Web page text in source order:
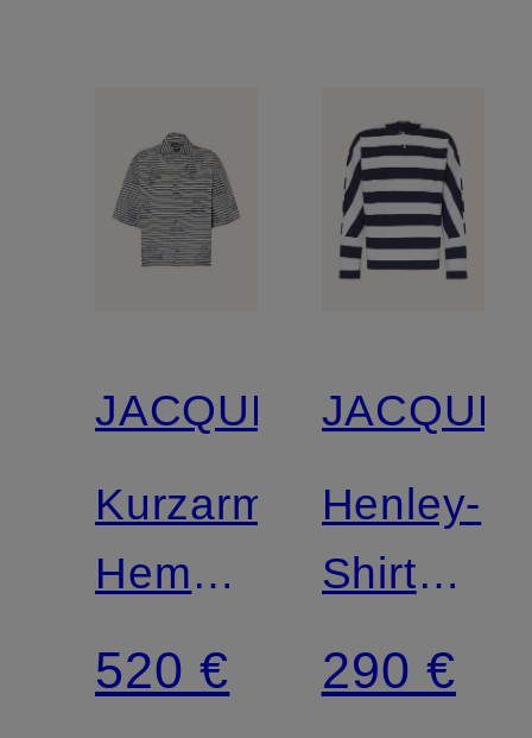
JACQUEMUS
Kurzarm-
Hemd
LA
CHEMISE
520 €
Henley-
Shirt
LE
TSHIRT
290 €